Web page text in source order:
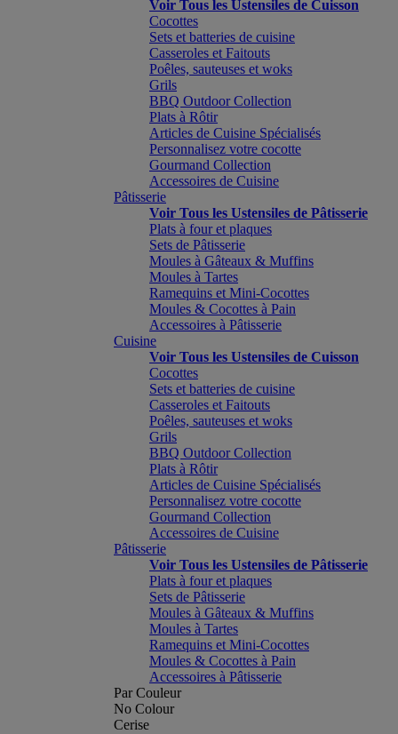
Voir Tous les Ustensiles de Cuisson
Cocottes
Sets et batteries de cuisine
Casseroles et Faitouts
Poêles, sauteuses et woks
Grils
BBQ Outdoor Collection
Plats à Rôtir
Articles de Cuisine Spécialisés
Personnalisez votre cocotte
Gourmand Collection
Accessoires de Cuisine
Pâtisserie
Voir Tous les Ustensiles de Pâtisserie
Plats à four et plaques
Sets de Pâtisserie
Moules à Gâteaux & Muffins
Moules à Tartes
Ramequins et Mini-Cocottes
Moules & Cocottes à Pain
Accessoires à Pâtisserie
Cuisine
Voir Tous les Ustensiles de Cuisson
Cocottes
Sets et batteries de cuisine
Casseroles et Faitouts
Poêles, sauteuses et woks
Grils
BBQ Outdoor Collection
Plats à Rôtir
Articles de Cuisine Spécialisés
Personnalisez votre cocotte
Gourmand Collection
Accessoires de Cuisine
Pâtisserie
Voir Tous les Ustensiles de Pâtisserie
Plats à four et plaques
Sets de Pâtisserie
Moules à Gâteaux & Muffins
Moules à Tartes
Ramequins et Mini-Cocottes
Moules & Cocottes à Pain
Accessoires à Pâtisserie
Par Couleur
No Colour
Cerise